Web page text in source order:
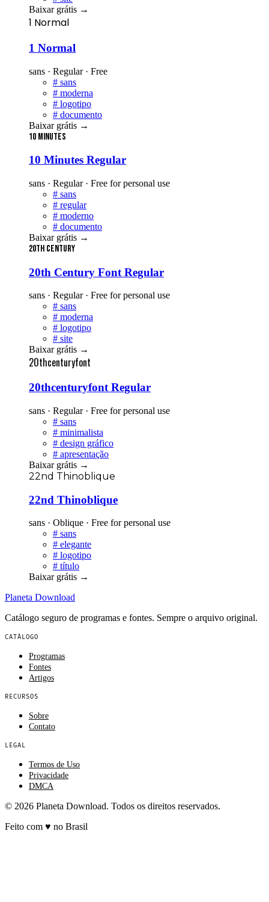
Baixar grátis →
1 Normal
1 Normal
sans · Regular · Free
# sans
# moderna
# logotipo
# documento
Baixar grátis →
10 Minutes
10 Minutes Regular
sans · Regular · Free for personal use
# sans
# regular
# moderno
# documento
Baixar grátis →
20th Century
20th Century Font Regular
sans · Regular · Free for personal use
# sans
# moderna
# logotipo
# site
Baixar grátis →
20thcenturyfont
20thcenturyfont Regular
sans · Regular · Free for personal use
# sans
# minimalista
# design gráfico
# apresentação
Baixar grátis →
22nd Thinoblique
22nd Thinoblique
sans · Oblique · Free for personal use
# sans
# elegante
# logotipo
# título
Baixar grátis →
Planeta Download
Catálogo seguro de programas e fontes. Sempre o arquivo original.
CATÁLOGO
Programas
Fontes
Artigos
RECURSOS
Sobre
Contato
LEGAL
Termos de Uso
Privacidade
DMCA
© 2026 Planeta Download. Todos os direitos reservados.
Feito com ♥ no Brasil